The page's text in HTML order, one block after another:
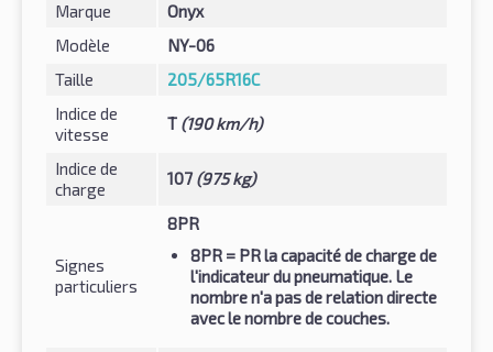
Marque
Onyx
Modèle
NY-06
Taille
205/65R16C
Indice de
vitesse
T (190 km/h)
Indice de
charge
107 (975 kg)
Signes
particuliers
8PR
8PR = PR la capacité de charge de
l'indicateur du pneumatique. Le
nombre n'a pas de relation directe
avec le nombre de couches.